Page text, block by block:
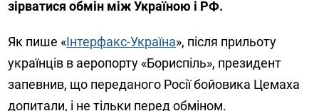
зірватися обмін між Україною і РФ.
Як пише «Інтерфакс-Україна», після прильоту
українців в аеропорту «Бориспіль», президент
запевнив, що переданого Росії бойовика Цемаха
допитали, і не тільки перед обміном.